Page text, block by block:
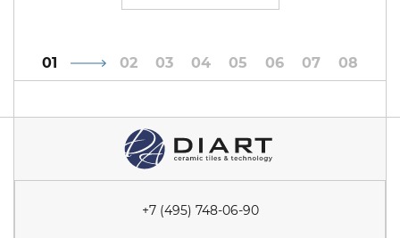
1 2 3 4 5 6 7 8
+7 (495) 748-06-90